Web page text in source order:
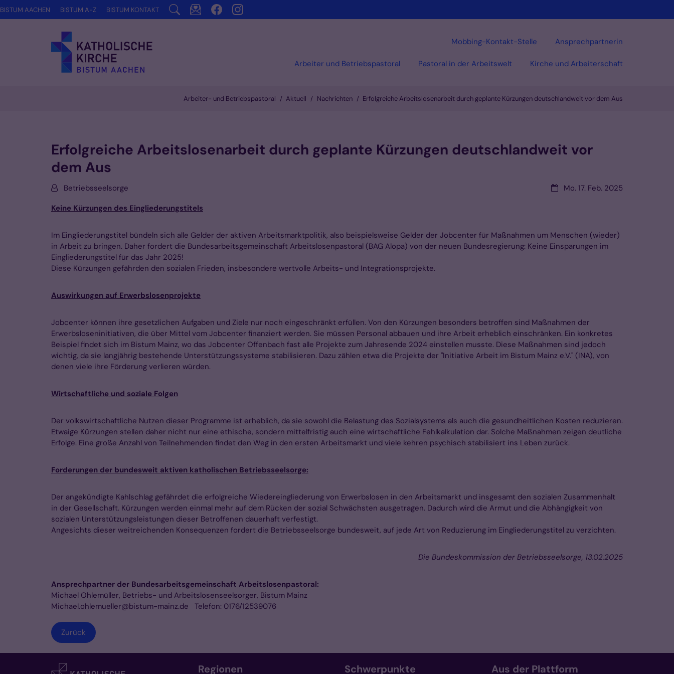
Zum Inhalt springen
Arbeiter und Betriebspastoral Pastoral in der Arbeitswelt Kirche und Arbeiterschaft
Mobbing-Kontakt-Stelle Ansprechpartnerin
BISTUM AACHEN BISTUM A-Z BISTUM KONTAKT
Arbeiter- und Betriebspastoral Aktuell Nachrichten Erfolgreiche Arbeitslosenarbeit durch geplante Kürzungen deutschlandweit vor dem Aus
Erfolgreiche Arbeitslosenarbeit durch geplante Kürzungen deutschlandweit vor
dem Aus
Datum:Mo. 17. Feb. 2025
Von:Betriebsseelsorge
Keine Kürzungen des Eingliederungstitels
Im Eingliederungstitel bündeln sich alle Gelder der aktiven Arbeitsmarktpolitik, also beispielsweise Gelder der Jobcenter für Maßnahmen um Menschen (wieder)
in Arbeit zu bringen. Daher fordert die Bundesarbeitsgemeinschaft Arbeitslosenpastoral (BAG Alopa) von der neuen Bundesregierung: Keine Einsparungen im
Eingliederungstitel für das Jahr 2025!
Diese Kürzungen gefährden den sozialen Frieden, insbesondere wertvolle Arbeits- und Integrationsprojekte.
Auswirkungen auf Erwerbslosenprojekte
Jobcenter können ihre gesetzlichen Aufgaben und Ziele nur noch eingeschränkt erfüllen. Von den Kürzungen besonders betroffen sind Maßnahmen der
Erwerbsloseninitiativen, die über Mittel vom Jobcenter finanziert werden. Sie müssen Personal abbauen und ihre Arbeit erheblich einschränken. Ein konkretes
Beispiel findet sich im Bistum Mainz, wo das Jobcenter Offenbach fast alle Projekte zum Jahresende 2024 einstellen musste. Diese Maßnahmen sind jedoch
wichtig, da sie langjährig bestehende Unterstützungssysteme stabilisieren. Dazu zählen etwa die Projekte der "Initiative Arbeit im Bistum Mainz e.V." (INA), von
denen viele ihre Förderung verlieren würden.
Wirtschaftliche und soziale Folgen
Der volkswirtschaftliche Nutzen dieser Programme ist erheblich, da sie sowohl die Belastung des Sozialsystems als auch die gesundheitlichen Kosten reduzieren.
Etwaige Kürzungen stellen daher nicht nur eine ethische, sondern mittelfristig auch eine wirtschaftliche Fehlkalkulation dar. Solche Maßnahmen zeigen deutliche
Erfolge. Eine große Anzahl von Teilnehmenden findet den Weg in den ersten Arbeitsmarkt und viele kehren psychisch stabilisiert ins Leben zurück.
Forderungen der bundesweit aktiven ​​​​​​​katholischen Betriebsseelsorge:
Der angekündigte Kahlschlag gefährdet die erfolgreiche Wiedereingliederung von Erwerbslosen in den Arbeitsmarkt und insgesamt den sozialen Zusammenhalt
in der Gesellschaft. Kürzungen werden einmal mehr auf dem Rücken der sozial Schwächsten ausgetragen. Dadurch wird die Armut und die Abhängigkeit von
sozialen Unterstützungsleistungen dieser Betroffenen dauerhaft verfestigt.
Angesichts dieser weitreichenden Konsequenzen fordert die Betriebsseelsorge bundesweit, auf jede Art von Reduzierung im Eingliederungstitel zu verzichten.
Die Bundeskommission der Betriebsseelsorge, 13.02.2025
Ansprechpartner der Bundesarbeitsgemeinschaft Arbeitslosenpastoral:
Michael Ohlemüller, Betriebs- und Arbeitslosenseelsorger, Bistum Mainz
Michael.ohlemueller@bistum-mainz.de Telefon: 0176/12539076
Zurück
Regionen Schwerpunkte Aus der Plattform